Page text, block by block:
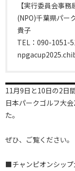
【実行委員会事務
(NPO)千葉県パ
貴子
TEL：090-
11月9日と10日の2日
日本パークゴルフ大
た。
ぜひ、ご覧ください。
■チャンピオンシップ